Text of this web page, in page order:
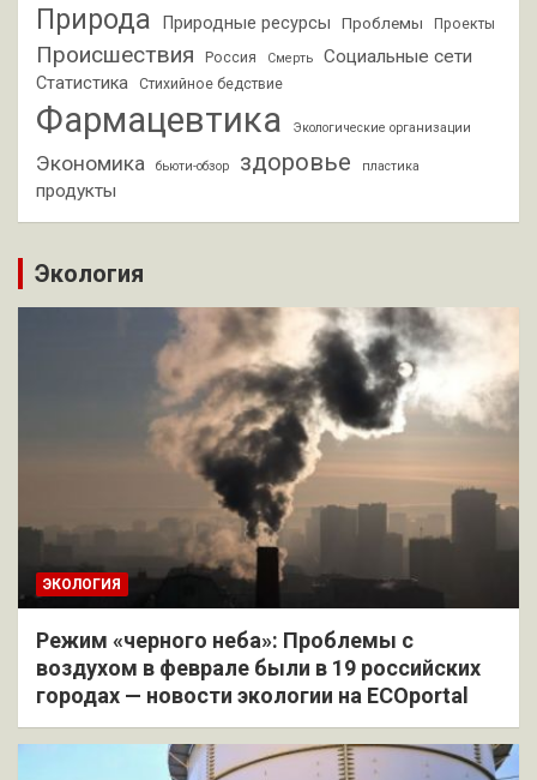
Природа Природные ресурсы Проблемы Проекты
Происшествия Россия Смерть Социальные сети
Статистика Стихийное бедствие
Фармацевтика Экологические организации
Экономика бьюти-обзор здоровье пластика
продукты
Экология
ЭКОЛОГИЯ
Режим «черного неба»: Проблемы с
воздухом в феврале были в 19 российских
городах — новости экологии на ECOportal